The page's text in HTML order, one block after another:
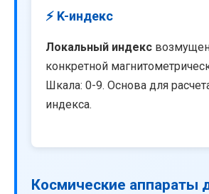
⚡ K-индекс
Локальный индекс
конкретной
Шкала: 0-9. Основа для
индекса.
Космические аппараты